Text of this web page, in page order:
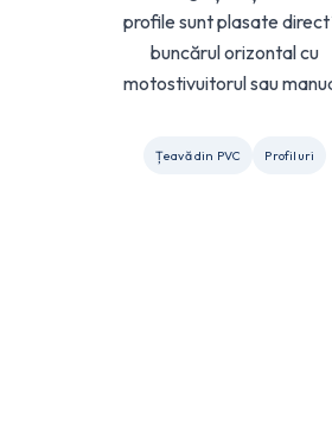
profile sunt plasate direct
buncărul orizontal cu
motostivuitorul sau
Țeavă din PVC Profiluri